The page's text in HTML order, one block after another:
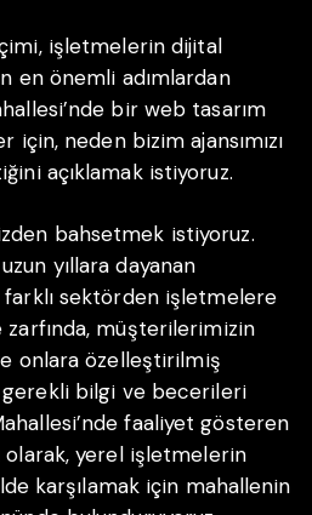
işletmelerin dijital
en önemli adımlardan
bir web tasarım
için, neden bizim ajansımızı
açıklamak istiyoruz.
bahsetmek istiyoruz.
yıllara dayanan
sektörden işletmelere
müşterilerimizin
onlara özelleştirilmiş
bilgi ve becerileri
faaliyet gösteren
olarak, yerel işletmelerin
karşılamak için mahallenin